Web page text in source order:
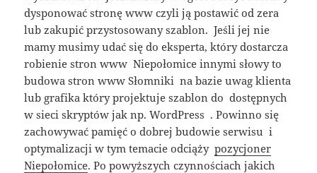
dysponować stronę www czyli ją postawić od zera
lub zakupić przystosowany szablon. Jeśli jej nie
mamy musimy udać się do eksperta, który dostarcza
robienie stron www Niepołomice innymi słowy to
budowa stron www Słomniki na bazie uwag klienta
lub grafika który projektuje szablon do dostępnych
w sieci skryptów jak np. WordPress . Powinno się
zachowywać pamięć o dobrej budowie serwisu i
optymalizacji w tym temacie odciążypozycjoner
Niepołomice. Po powyższych czynnościach jakich